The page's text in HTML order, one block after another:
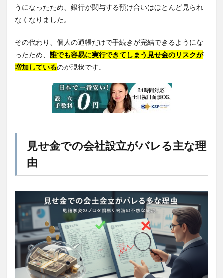
うになったため、銀行が関与する預け合いはほとんど見られ
なくなりました。
その代わり、個人の通帳だけで手続きが完結できるようにな
ったため、 誰でも容易に実行できてしまう見せ金のリスクが
増加しているのが現状です。
見せ金での会社設立がバレる主な理
由